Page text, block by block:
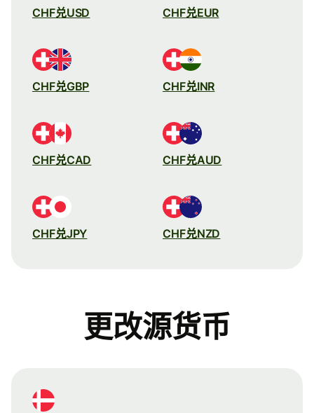
CHF兑USD CHF兑EUR
CHF兑GBP CHF兑INR
CHF兑CAD CHF兑AUD
CHF兑JPY CHF兑NZD
更改源货币